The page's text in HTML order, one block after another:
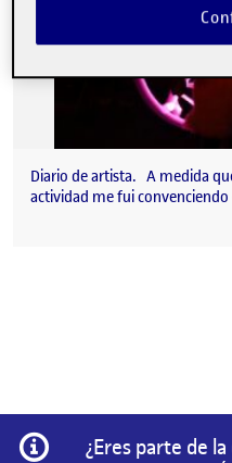
Diario de artista. A medida
actividad me fui convenciendo
Información
¿Eres parte de